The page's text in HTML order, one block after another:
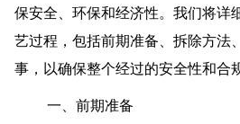
保安全、环保和经济性。我们将详
艺过程，包括前期准备、拆除方法
事，以确保整个经过的安全性和合
一、前期准备